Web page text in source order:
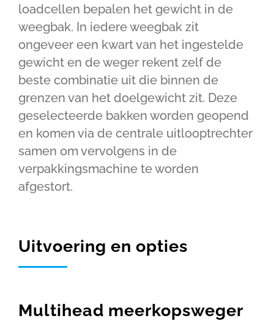
loadcellen bepalen het gewicht in de
weegbak. In iedere weegbak zit
ongeveer een kwart van het ingestelde
gewicht en de weger rekent zelf de
beste combinatie uit die binnen de
grenzen van het doelgewicht zit. Deze
geselecteerde bakken worden geopend
en komen via de centrale uitlooptrechter
samen om vervolgens in de
verpakkingsmachine te worden
afgestort.
Uitvoering en opties
Multihead meerkopsweger